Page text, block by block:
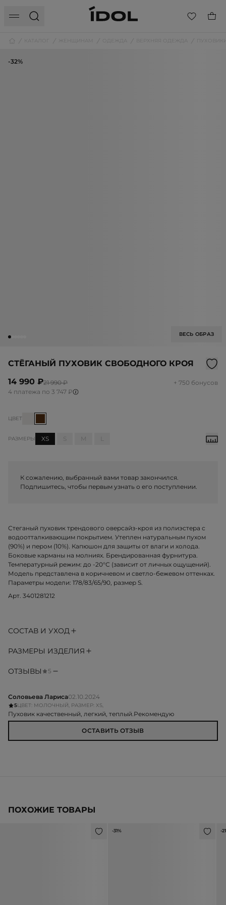
-32%
ВЕСЬ ОБРАЗ
СТЁГАНЫЙ ПУХОВИК СВОБОДНОГО КРОЯ
14 990 ₽21 990 ₽
+ 750 бонусов
4 платежа по 3 747 ₽
ЦВЕТ
РАЗМЕРЫ XS M
К сожалению, выбранный вами товар закончился.
Подпишитесь, чтобы первым узнать о его поступлении.
Стеганый пуховик трендового оверсайз-кроя из полиэстера с
водоотталкивающим покрытием. Утеплен натуральным пухом
(90%) и пером (10%). Капюшон для защиты от влаги и холода.
Боковые карманы на молниях. Брендированная фурнитура.
Температурный режим: до -20°С (зависит от личных ощущений).
Модель представлена в коричневом и светло-бежевом оттенках.
Параметры модели: 178/83/65/90, размер S.
Арт. 3401281212
СОСТАВ И УХОД
РАЗМЕРЫ ИЗДЕЛИЯ
ОТЗЫВЫ 5
Соловьева Лариса02.10.2024
5ЦВЕТ: МОЛОЧНЫЙ, РАЗМЕР: XS,
Пуховик качественный, легкий, теплый.Рекомендую
ОСТАВИТЬ ОТЗЫВ
ПОХОЖИЕ ТОВАРЫ
-31% -